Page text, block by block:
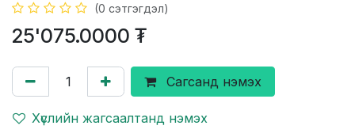
(0 сэтгэгдэл)
25'075.0000 ₮
Сагсанд нэмэх
Хүслийн жагсаалтанд нэмэх